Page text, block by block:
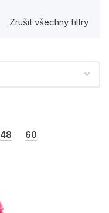
Zrušit všechny filtry
48 60